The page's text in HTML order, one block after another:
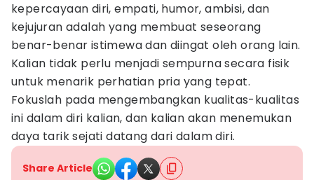
kepercayaan diri, empati, humor, ambisi, dan
kejujuran adalah yang membuat seseorang
benar-benar istimewa dan diingat oleh orang lain.
Kalian tidak perlu menjadi sempurna secara fisik
untuk menarik perhatian pria yang tepat.
Fokuslah pada mengembangkan kualitas-kualitas
ini dalam diri kalian, dan kalian akan menemukan
daya tarik sejati datang dari dalam diri.
Share Article